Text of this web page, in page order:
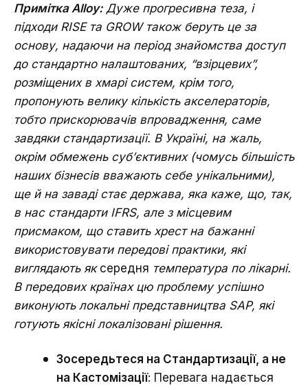
Примітка Alloy: Дуже прогресивна теза, і
підходи RISE та GROW також беруть це за
основу, надаючи на період знайомства доступ
до стандартно налаштованих, “взірцевих”,
розміщених в хмарі систем, крім того,
пропонують велику кількість акселераторів,
тобто прискорювачів впровадження, саме
завдяки стандартизації. В Україні, на жаль,
окрім обмежень суб’єктивних (чомусь більшість
наших бізнесів вважають себе унікальними),
ще й на заваді стає держава, яка каже, що, так,
в нас стандарти IFRS, але з місцевим
присмаком, що ставить хрест на бажанні
використовувати передові практики, які
виглядають як середня температура по лікарні.
В передових країнах цю проблему успішно
виконують локальні представництва SAP, які
готують якісні локалізовані рішення.
Зосередьтеся на Стандартизації, а не
на Кастомізації: Перевага надається